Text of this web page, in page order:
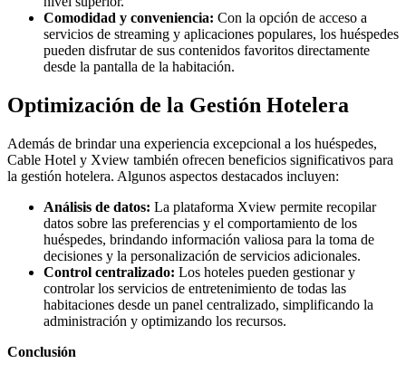
Comodidad y conveniencia: Con la opción de acceso a
servicios de streaming y aplicaciones populares, los huéspedes
pueden disfrutar de sus contenidos favoritos directamente
desde la pantalla de la habitación.
Optimización de la Gestión Hotelera
Además de brindar una experiencia excepcional a los huéspedes,
Cable Hotel y Xview también ofrecen beneficios significativos para
la gestión hotelera. Algunos aspectos destacados incluyen:
Análisis de datos: La plataforma Xview permite recopilar
datos sobre las preferencias y el comportamiento de los
huéspedes, brindando información valiosa para la toma de
decisiones y la personalización de servicios adicionales.
Control centralizado: Los hoteles pueden gestionar y
controlar los servicios de entretenimiento de todas las
habitaciones desde un panel centralizado, simplificando la
administración y optimizando los recursos.
Conclusión